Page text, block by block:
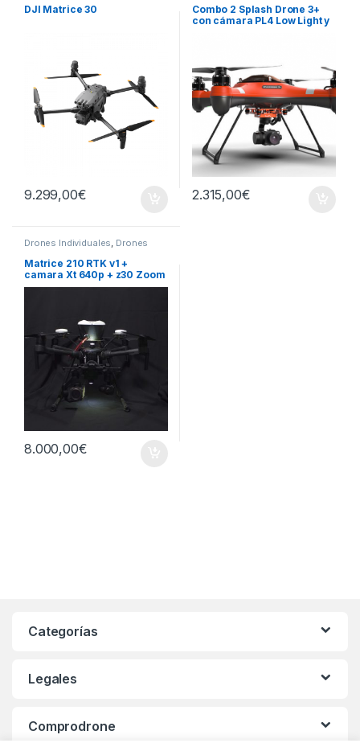
DJI Matrice 30
9.299,00€
Combo 2 Splash Drone 3+
con cámara PL4 Low Light y
2.315,00€
Drones Individuales, Drones
Matrice 210 RTK v1 +
camara Xt 640p + z30 Zoom
+ Paracaidas parazero
8.000,00€
Categorías
Legales
Comprodrone